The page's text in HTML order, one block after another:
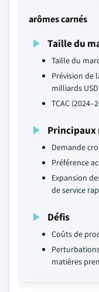
arômes carnés
Taille du
Taille du
Prévision de
milliards USD
TCAC
Principaux
Demande
Préférence
Expansion
de service
Défis
Coûts de
matières